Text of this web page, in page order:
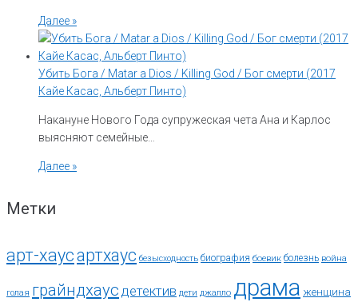
Далее »
Убить Бога / Matar a Dios / Killing God / Бог смерти (2017
Кайе Касас, Альберт Пинто)
Накануне Нового Года супружеская чета Ана и Карлос
выясняют семейные…
Далее »
Метки
арт-хаусартхаус безысходность биография боевик болезнь война
голая грайндхаус детектив дети джалло драма женщина